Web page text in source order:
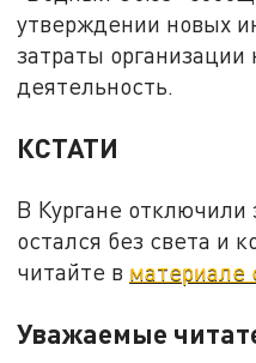
утверждении новых
затраты
деятельность.
КСТАТИ
В Кургане отключили
остался без света и
читайте в материале
Уважаемые